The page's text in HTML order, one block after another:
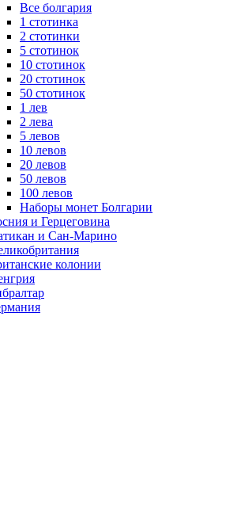
Все болгария
1 стотинка
2 стотинки
5 стотинок
10 стотинок
20 стотинок
50 стотинок
1 лев
2 лева
5 левов
10 левов
20 левов
50 левов
100 левов
Наборы монет Болгарии
и Герцеговина
и Сан-Марино
колонии